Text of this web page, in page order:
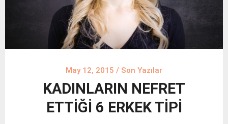
May 12, 2015 / Son Yazılar
KADINLARIN NEFRET
ETTİĞİ 6 ERKEK TİPİ